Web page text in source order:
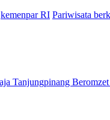
kemenpar RI Pariwisata
Tanjungpinang Beromzet